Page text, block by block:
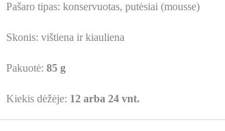
Pašaro tipas: konservuotas, putėsiai (mousse)
Skonis: vištiena ir kiauliena
Pakuotė: 85 g
Kiekis dėžėje: 12 arba 24 vnt.